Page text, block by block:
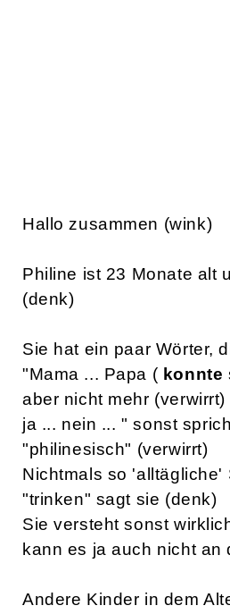
Hallo zusammen (wink)
Philine ist 23 Monate alt
(denk)
Sie hat ein paar Wörter,
"Mama ... Papa ( konnte
aber nicht mehr
ja ... nein ... " sonst
"philinesisch" (verwirrt)
Nichtmals so 'alltägliche'
"trinken" sagt sie (denk)
Sie versteht sonst
kann es ja auch nicht an
Andere Kinder in dem